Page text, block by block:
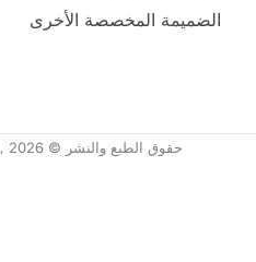
الضميمة المخصصة الأخرى
حقوق الطبع والنشر © 2026， شركة قوانغتشو شيجي, المحدودة. جميع الحقوق محفوظة.